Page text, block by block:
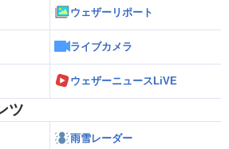
ウェザーリポート
ライブカメラ
ウェザーニュースLiVE
ツ
雨雪レーダー